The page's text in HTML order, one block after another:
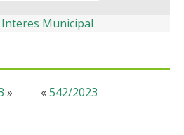
Interes Municipal
«542/2023
»